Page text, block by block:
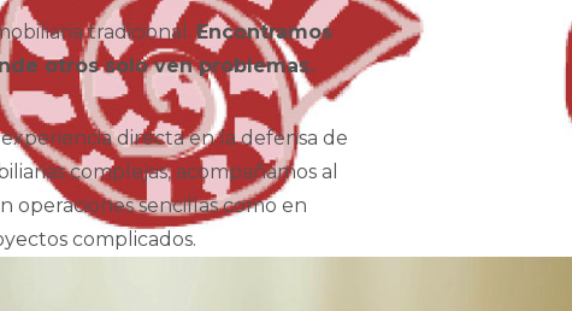
tradicional. Encontramos
otros solo ven problemas.
directa en la defensa de
complejas, acompañamos al
operaciones sencillas como en
complicados.